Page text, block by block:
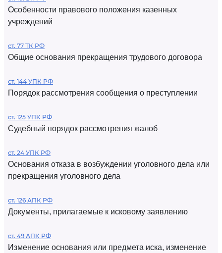
Особенности правового положения казенных
учреждений
ст. 77 ТК РФ
Общие основания прекращения трудового договора
ст. 144 УПК РФ
Порядок рассмотрения сообщения о преступлении
ст. 125 УПК РФ
Судебный порядок рассмотрения жалоб
ст. 24 УПК РФ
Основания отказа в возбуждении уголовного дела или
прекращения уголовного дела
ст. 126 АПК РФ
Документы, прилагаемые к исковому заявлению
ст. 49 АПК РФ
Изменение основания или предмета иска, изменение